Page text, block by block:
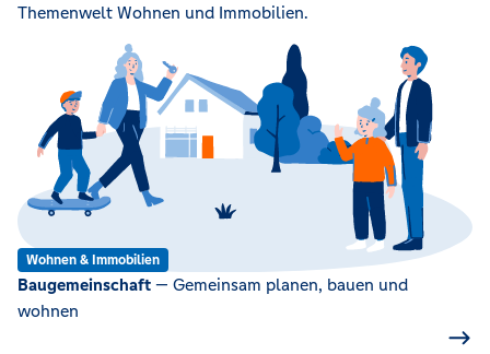
Themenwelt Wohnen und Immobilien.
Wohnen & Immobilien
Baugemeinschaft — Gemeinsam planen, bauen und
wohnen